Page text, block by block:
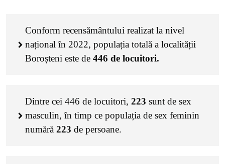
Conform recensământului realizat la nivel
național în 2022, populația totală a localității
Boroșteni este de 446 de locuitori.
Dintre cei 446 de locuitori, 223 sunt de sex
masculin, în timp ce populația de sex feminin
numără 223 de persoane.